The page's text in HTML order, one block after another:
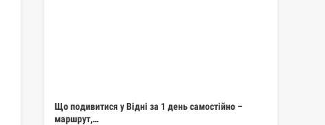
Що подивитися у Відні за 1 день самостійно –
маршрут,…